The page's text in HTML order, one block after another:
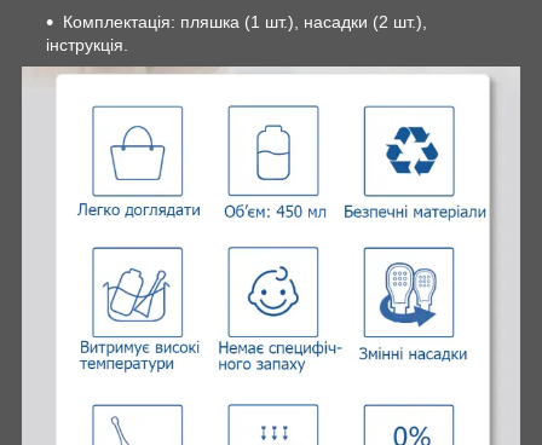
Комплектація: пляшка (1 шт.), насадки (2 шт.),
інструкція.